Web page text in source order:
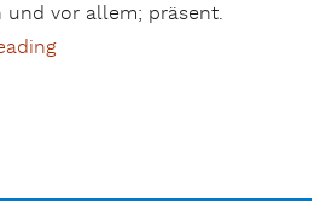
und vor allem; präsent.
„Ukraine -2005-Januar“